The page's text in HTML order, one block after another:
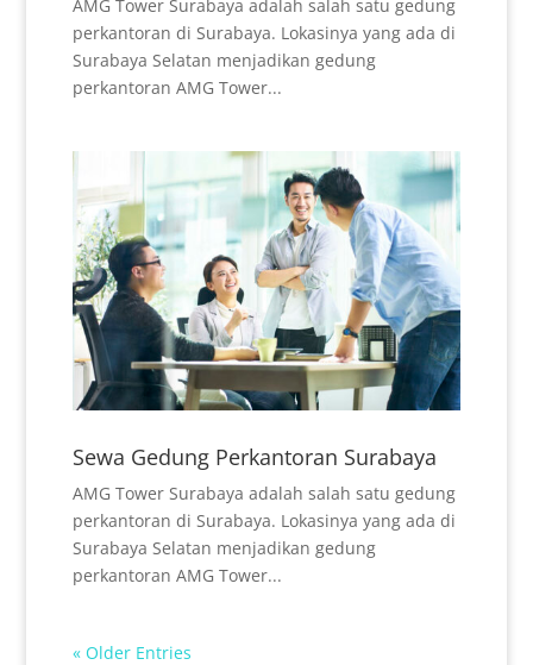
AMG Tower Surabaya adalah salah satu gedung
perkantoran di Surabaya. Lokasinya yang ada di
Surabaya Selatan menjadikan gedung
perkantoran AMG Tower...
Sewa Gedung Perkantoran Surabaya
AMG Tower Surabaya adalah salah satu gedung
perkantoran di Surabaya. Lokasinya yang ada di
Surabaya Selatan menjadikan gedung
perkantoran AMG Tower...
« Older Entries